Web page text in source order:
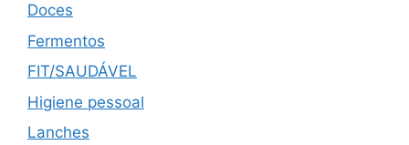
Doces
Fermentos
FIT/SAUDÁVEL
Higiene pessoal
Lanches